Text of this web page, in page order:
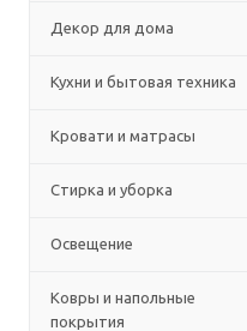
Декор для дома
Кухни и бытовая техника
Кровати и матрасы
Стирка и уборка
Освещение
Ковры и напольные
покрытия